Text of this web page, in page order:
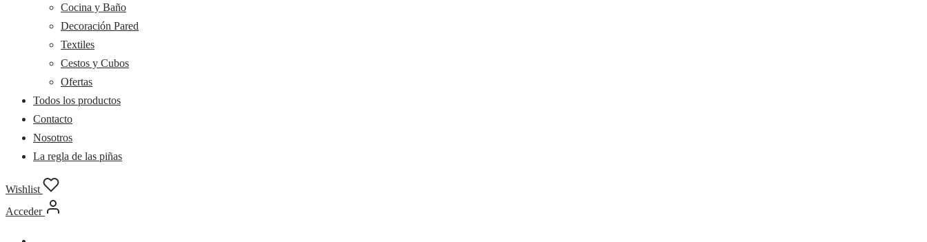
Cocina y Baño
Decoración Pared
Textiles
Cestos y Cubos
Ofertas
Todos los productos
Contacto
Nosotros
La regla de las piñas
Wishlist
Acceder